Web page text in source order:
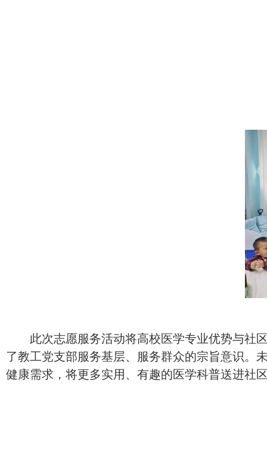
此次志愿服务活动将高校医学专业优势与社
了教工党支部服务基层、服务群众的宗旨意识。
健康需求，将更多实用、有趣的医学科普送进社